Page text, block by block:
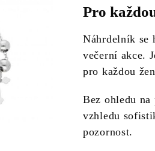
Pro
Náhrdelník se
večerní akce.
pro každou
Bez ohledu
vzhledu
pozornost.